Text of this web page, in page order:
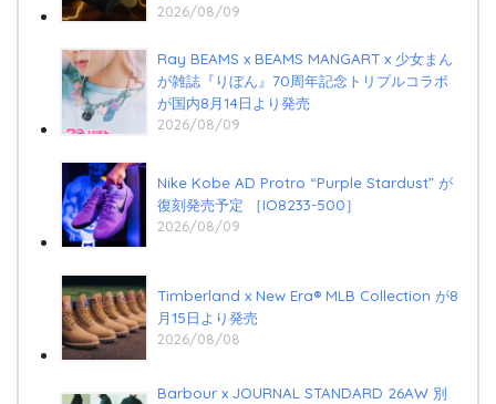
2026/08/09
Ray BEAMS x BEAMS MANGART x 少女まん
が雑誌『りぼん』70周年記念トリプルコラボ
が国内8月14日より発売
2026/08/09
Nike Kobe AD Protro “Purple Stardust” が
復刻発売予定 ［IO8233-500］
2026/08/09
Timberland x New Era®︎ MLB Collection が8
月15日より発売
2026/08/08
Barbour x JOURNAL STANDARD 26AW 別